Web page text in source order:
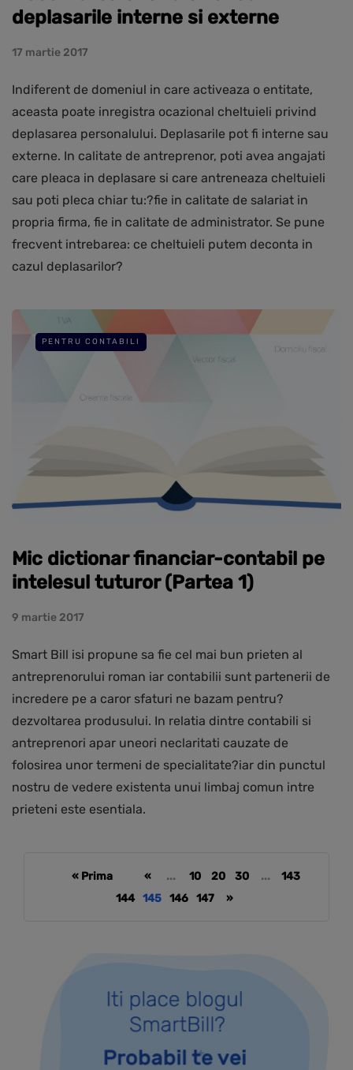
deplasarile interne si externe
17 martie 2017
Indiferent de domeniul in care activeaza o entitate,
aceasta poate inregistra ocazional cheltuieli privind
deplasarea personalului. Deplasarile pot fi interne sau
externe. In calitate de antreprenor, poti avea angajati
care pleaca in deplasare si care antreneaza cheltuieli
sau poti pleca chiar tu:?fie in calitate de salariat in
propria firma, fie in calitate de administrator. Se pune
frecvent intrebarea: ce cheltuieli putem deconta in
cazul deplasarilor?
PENTRU CONTABILI
Mic dictionar financiar-contabil pe
intelesul tuturor (Partea 1)
9 martie 2017
Smart Bill isi propune sa fie cel mai bun prieten al
antreprenorului roman iar contabilii sunt partenerii de
incredere pe a caror sfaturi ne bazam pentru?
dezvoltarea produsului. In relatia dintre contabili si
antreprenori apar uneori neclaritati cauzate de
folosirea unor termeni de specialitate?iar din punctul
nostru de vedere existenta unui limbaj comun intre
prieteni este esentiala.
« Prima « ... 10 20 30 ...
143
144
145 146 147 »